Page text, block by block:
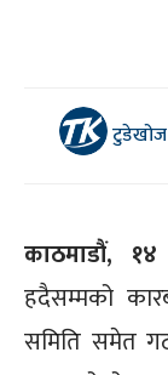
टुडेखोज
काठमाडौं,
हदैसम्मको
समिति समेत